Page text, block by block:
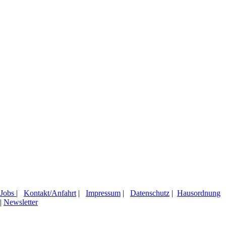
Jobs | Kontakt/Anfahrt | Impressum | Datenschutz | Hausordnung
| Newsletter